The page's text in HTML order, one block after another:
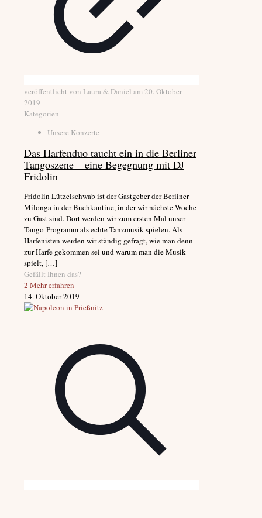
veröffentlicht von Laura & Daniel am20. Oktober
2019
Kategorien
Unsere Konzerte
Das Harfenduo taucht ein in die Berliner
Tangoszene – eine Begegnung mit DJ
Fridolin
Fridolin Lützelschwab ist der Gastgeber der Berliner
Milonga in der Buchkantine, in der wir nächste Woche
zu Gast sind. Dort werden wir zum ersten Mal unser
Tango-Programm als echte Tanzmusik spielen. Als
Harfenisten werden wir ständig gefragt, wie man denn
zur Harfe gekommen sei und warum man die Musik
spielt, […]
Gefällt Ihnen das?
2 Mehr erfahren
14. Oktober 2019